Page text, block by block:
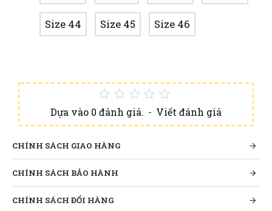
Dựa vào 0 đánh giá. - Viết đánh giá
Size 44 Size 45 Size 46
CHÍNH SÁCH GIAO HÀNG
CHÍNH SÁCH BẢO HÀNH
CHÍNH SÁCH ĐỔI HÀNG